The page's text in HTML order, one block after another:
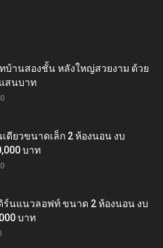
ทบ้านสองชั้น หลังใหญ่สวยงาม ด้วย
สนบาท
ดียวขนาดเล็ก 2 ห้องนอน งบ
บาท
ร์นแนวลอฟท์ ขนาด 2 ห้องนอน งบ
บาท